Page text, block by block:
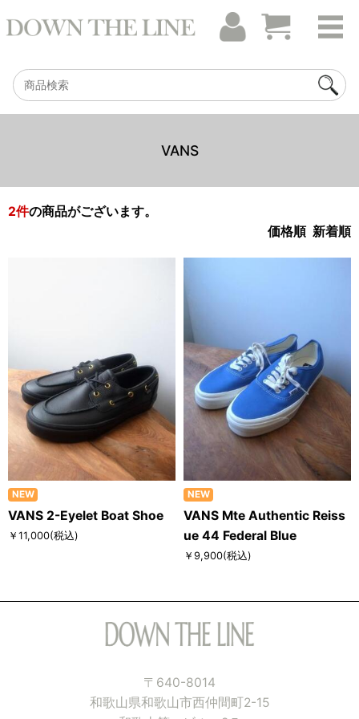
VANS
2件の商品がございます。
価格順 新着順
NEW
VANS 2-Eyelet Boat Shoe
￥11,000(税込)
NEW
VANS Mte Authentic Reiss
ue 44 Federal Blue
￥9,900(税込)
〒640-8014
和歌山県和歌山市西仲間町2-15